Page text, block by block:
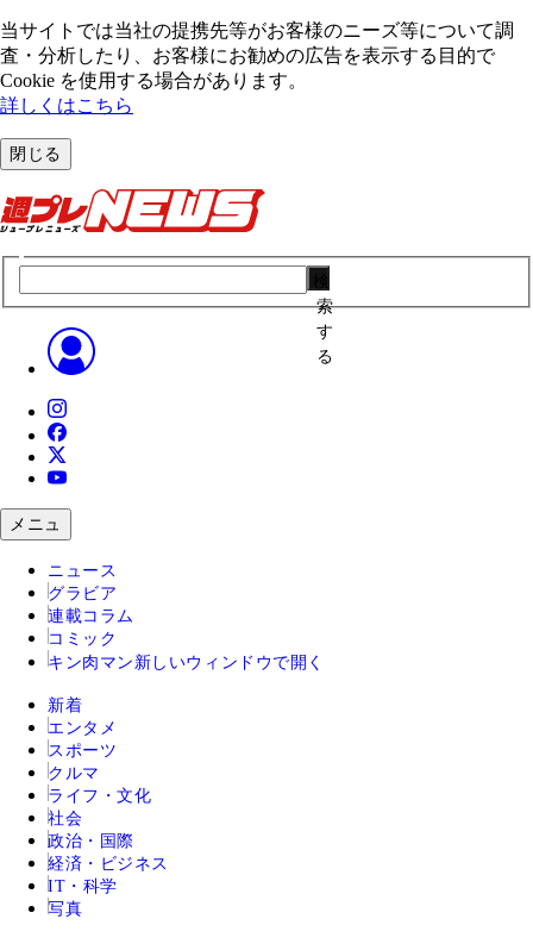
当サイトでは当社の提携先等がお客様のニーズ等について調
査・分析したり、お客様にお勧めの広告を表⽰する⽬的で
Cookie を使⽤する場合があります。
詳しくはこちら
閉じる
索
す
る
メニュ
ニュース
グラビア
連載コラム
コミック
キン肉マン 新しいウィンドウで開く
新着
エンタメ
スポーツ
クルマ
ライフ・文化
社会
政治・国際
経済・ビジネス
IT・科学
写真